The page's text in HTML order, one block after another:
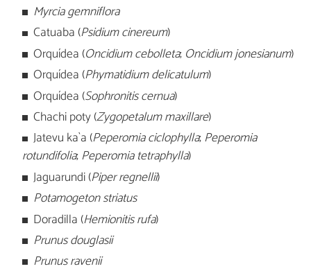
Myrcia gemniflora
Catuaba (Psidium cinereum)
Orquídea (Oncidium cebolleta; Oncidium jonesianum)
Orquídea (Phymatidium delicatulum)
Orquídea (Sophronitis cernua)
Chachi poty (Zygopetalum maxillare)
Jatevu ka`a (Peperomia ciclophylla;Peperomia
rotundifolia;Peperomia tetraphylla)
Jaguarundi (Piper regnellii)
Potamogeton striatus
Doradilla (Hemionitis rufa)
Prunus douglasii
Prunus ravenii